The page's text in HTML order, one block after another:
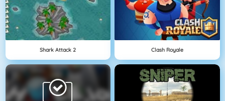
Shark Attack 2 Clash Royale